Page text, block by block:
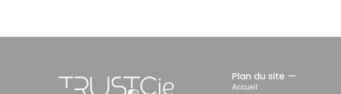
Plan du site —
Accueil